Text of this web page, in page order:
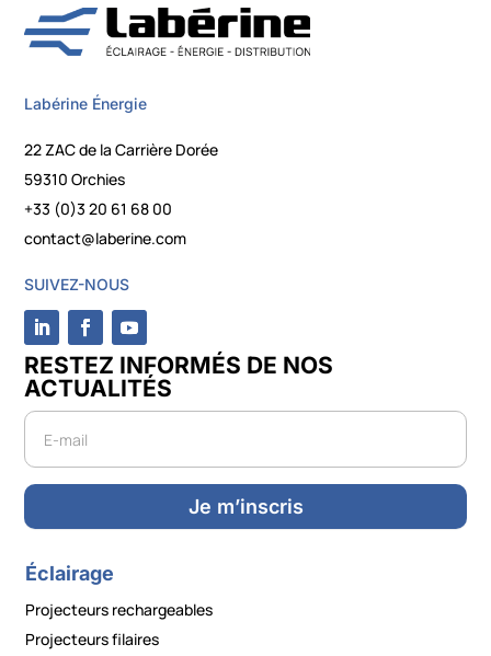
Labérine Énergie
22 ZAC de la Carrière Dorée
59310 Orchies
+33 (0)3 20 61 68 00
contact@laberine.com
SUIVEZ-NOUS
RESTEZ INFORMÉS DE NOS
ACTUALITÉS
Newsletter
Je m’inscris
Éclairage
Projecteurs rechargeables
Projecteurs filaires